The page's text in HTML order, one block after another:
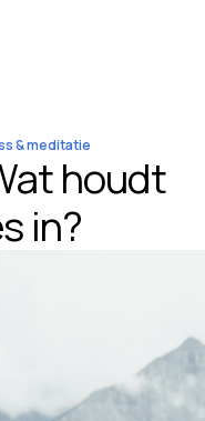
& meditatie
houdt
in?